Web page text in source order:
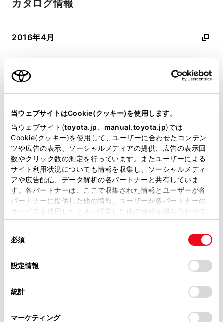
当ウェブサイトはCookie(クッキー)を使用します。
当ウェブサイト(toyota.jp manual.toyota.jp)では
Cookie(クッキー)を使用して、ユーザーに合わせたコンテン
ツや広告の表示、ソーシャルメディアの提供、広告の表示回
数やクリック数の測定を行っています。またユーザーによる
サイト利用状況についても情報を収集し、ソーシャルメディ
アや広告配信、データ解析の各パートナーと共有していま
す。各パートナーは、ここで収集された情報とユーザーが各
パートナーに提供した他の情報、ユーザーが各パートナーの
サービスを使用したときに収集した他の情報を組み合わせて
使用することがあります。当ウェブサイトの使用を続行する
デバイスにすべてのCookie(クッキー)が保存されることに同
意したことになります。Cookie(クッキー)のオプトアウト、
設定の変更、同意を撤回したりするにあたっては、当社の
「Cookie（クッキー）情報の取り扱いについて
」をご覧くだ
必須
設定情報
統計
マーケティング
カタログ情報
2016年4月
オーナーサポート情報
アフターサ
コンパクトの中古車情報